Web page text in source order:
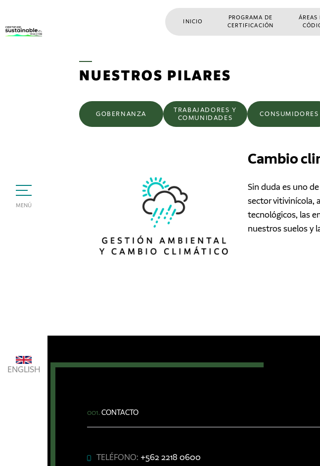
MENÚ
ENGLISH
INICIO
PROGRAMA DE
CERTIFICACIÓN
ÁREAS
NUESTROS PILARES
GOBERNANZA
TRABAJADORES Y
COMUNIDADES
CONSUMIDORES
Cambio
Sin duda es uno
sector vitivinícola,
tecnológicos, las
nuestros suelos y
001.CONTACTO
TELÉFONO: +562 2218 0600